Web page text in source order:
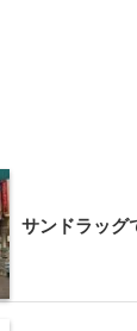
サンドラッグ